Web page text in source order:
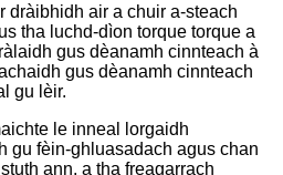
dràibhidh air a chuir a-steach
tha luchd-dìon torque torque a
gus dèanamh cinnteach à
gus dèanamh cinnteach
gu lèir.
le inneal lorgaidh
gu fèin-ghluasadach agus chan
ann, a tha freagarrach